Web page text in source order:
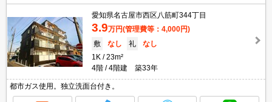
愛知県名古屋市西区八筋町344丁目
3.9万円(管理費等：4,000円)
敷
なし 礼
なし
1K
23m²
4階
4階建 築33年
都市ガス使用。独立洗面台付き。